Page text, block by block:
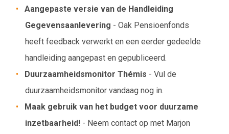
Aangepaste versie van de Handleiding
Gegevensaanlevering - Oak Pensioenfonds
heeft feedback verwerkt en een eerder gedeelde
handleiding aangepast en gepubliceerd.
Duurzaamheidsmonitor Thémis - Vul de
duurzaamheidsmonitor vandaag nog in.
Maak gebruik van het budget voor duurzame
inzetbaarheid! - Neem contact op met Marjon